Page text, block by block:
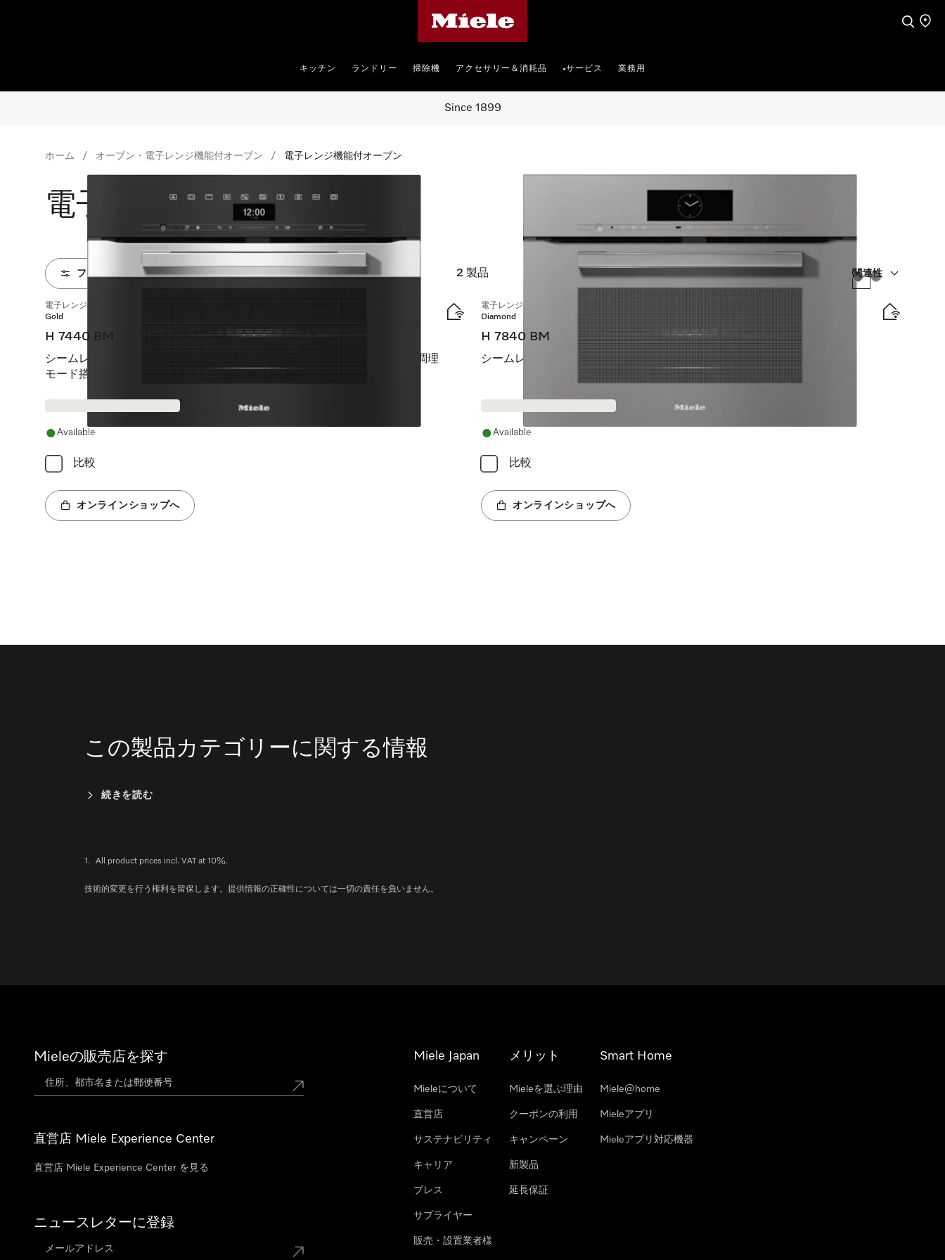
検索 店舗
キッチン ランドリー 掃除機 アクセサリー＆消耗品 •サービス 業務用
Since 1899
ホーム オーブン・電子レンジ機能付オーブン 電子レンジ機能付オーブン
電子レンジ機能付オーブン
フィルター 2 製品 関連性
電子レンジ機能付オーブン
Gold
H 7440 BM
シームレスデザイン、自動プログラム、レンジとオーブンを組み合わせた調理
モード搭載。
Available
比較
オンラインショップへ
カラー:カラー:
電子レンジ機能付オーブン
Diamond
H 7840 BM
シームレスデザイン、自動プログラム、フードプローブ装備
Available
比較
オンラインショップへ
この製品カテゴリーに関する情報
続きを読む
1. All product prices incl. VAT at 10%.
技術的変更を行う権利を留保します。提供情報の正確性については一切の責任を負いません。
Mieleの販売店を探す
直営店 Miele Experience Center
直営店 Miele Experience Center を見る
ニュースレターに登録
Miele Japan
Mieleについて
直営店
サステナビリティ
キャリア
プレス
サプライヤー
販売・設置業者様
メリット
Mieleを選ぶ理由
クーポンの利用
キャンペーン
新製品
延長保証
Smart Home
Miele@home
Mieleアプリ
Mieleアプリ対応機器